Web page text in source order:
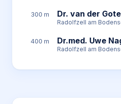
300 m Dr. van der
Radolfzell am
400 m Dr.med. Uwe
Radolfzell am